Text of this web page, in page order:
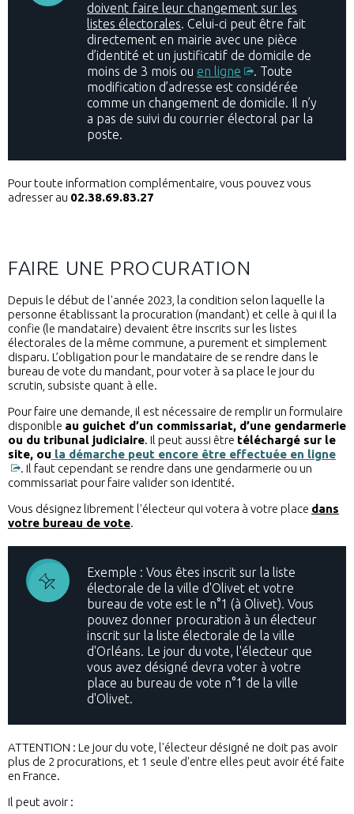
doivent faire leur changement sur les
listes électorales. Celui-ci peut être fait
directement en mairie avec une pièce
d’identité et un justificatif de domicile de
moins de 3 mois ou en ligne
. Toute
modification d’adresse est considérée
comme un changement de domicile. Il n’y
a pas de suivi du courrier électoral par la
poste.
Pour toute information complémentaire, vous pouvez vous
adresser au 02.38.69.83.27
FAIRE UNE PROCURATION
Depuis le début de l'année 2023, la condition selon laquelle la
personne établissant la procuration (mandant) et celle à qui il la
confie (le mandataire) devaient être inscrits sur les listes
électorales de la même commune, a purement et simplement
disparu. L’obligation pour le mandataire de se rendre dans le
bureau de vote du mandant, pour voter à sa place le jour du
scrutin, subsiste quant à elle.
Pour faire une demande, il est nécessaire de remplir un formulaire
disponible au guichet d’un commissariat, d’une gendarmerie
ou du tribunal judiciaire. Il peut aussi être téléchargé sur le
site, ou la démarche peut encore être effectuée en ligne
. Il faut cependant se rendre dans une gendarmerie ou un
commissariat pour faire valider son identité.
Vous désignez librement l'électeur qui votera à votre place dans
votre bureau de vote.
Exemple : Vous êtes inscrit sur la liste
électorale de la ville d'Olivet et votre
bureau de vote est le n°1 (à Olivet). Vous
pouvez donner procuration à un électeur
inscrit sur la liste électorale de la ville
d'Orléans. Le jour du vote, l'électeur que
vous avez désigné devra voter à votre
place au bureau de vote n°1 de la ville
d'Olivet.
ATTENTION : Le jour du vote, l'électeur désigné ne doit pas avoir
plus de 2 procurations, et 1 seule d'entre elles peut avoir été faite
en France.
Il peut avoir :